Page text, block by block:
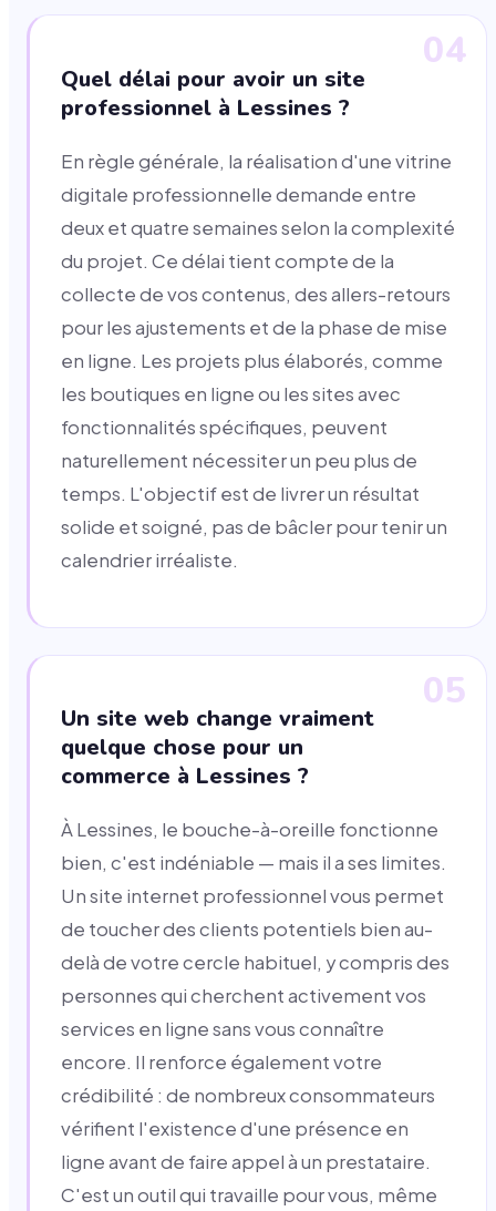
04
Quel délai pour avoir un site
professionnel à Lessines ?
En règle générale, la réalisation d'une vitrine
digitale professionnelle demande entre
deux et quatre semaines selon la complexité
du projet. Ce délai tient compte de la
collecte de vos contenus, des allers-retours
pour les ajustements et de la phase de mise
en ligne. Les projets plus élaborés, comme
les boutiques en ligne ou les sites avec
fonctionnalités spécifiques, peuvent
naturellement nécessiter un peu plus de
temps. L'objectif est de livrer un résultat
solide et soigné, pas de bâcler pour tenir un
calendrier irréaliste.
05
Un site web change vraiment
quelque chose pour un
commerce à Lessines ?
À Lessines, le bouche-à-oreille fonctionne
bien, c'est indéniable — mais il a ses limites.
Un site internet professionnel vous permet
de toucher des clients potentiels bien au-
delà de votre cercle habituel, y compris des
personnes qui cherchent activement vos
services en ligne sans vous connaître
encore. Il renforce également votre
crédibilité : de nombreux consommateurs
vérifient l'existence d'une présence en
ligne avant de faire appel à un prestataire.
C'est un outil qui travaille pour vous, même